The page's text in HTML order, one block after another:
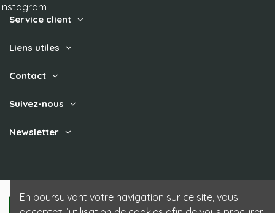
Instagram
Service client
Liens utiles
Contact
Suivez-nous
Newsletter
En poursuivant votre navigation sur ce site, vous